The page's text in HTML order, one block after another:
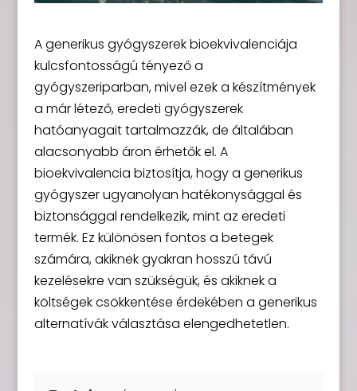
A generikus gyógyszerek bioekvivalenciája
kulcsfontosságú tényező a
gyógyszeriparban, mivel ezek a készítmények
a már létező, eredeti gyógyszerek
hatóanyagait tartalmazzák, de általában
alacsonyabb áron érhetők el. A
bioekvivalencia biztosítja, hogy a generikus
gyógyszer ugyanolyan hatékonysággal és
biztonsággal rendelkezik, mint az eredeti
termék. Ez különösen fontos a betegek
számára, akiknek gyakran hosszú távú
kezelésekre van szükségük, és akiknek a
költségek csökkentése érdekében a generikus
alternatívák választása elengedhetetlen.